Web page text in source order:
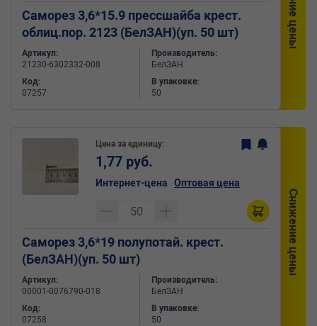
Саморез 3,6*15.9 прессшайба крест.
облиц.пор. 2123 (БелЗАН)(уп. 50 шт)
Артикул:
21230-6302332-008
Код:
07257
Производитель:
БелЗАН
В упаковке:
50
Снижение цены
Саморез 3,6*19 полупотай. крест.
(БелЗАН)(уп. 50 шт)
Артикул:
00001-0076790-018
Код:
07258
Производитель:
БелЗАН
В упаковке:
50
Цена за единицу:
1,77 руб.
Интернет-цена Оптовая цена